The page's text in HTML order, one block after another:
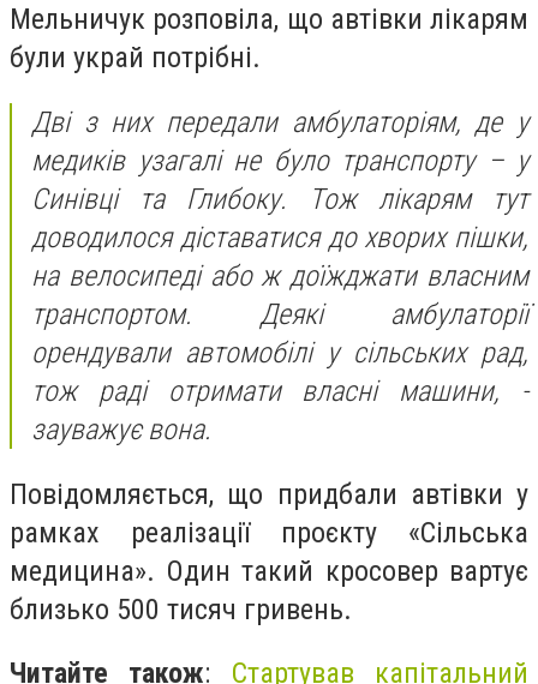
Мельничук розповіла, що автівки лікарям
були украй потрібні.
Дві з них передали амбулаторіям, де у
медиків узагалі не було транспорту – у
Синівці та Глибоку. Тож лікарям тут
доводилося діставатися до хворих пішки,
на велосипеді або ж доїжджати власним
транспортом. Деякі амбулаторії
орендували автомобілі у сільських рад,
тож раді отримати власні машини, -
зауважує вона.
Повідомляється, що придбали автівки у
рамках реалізації проєкту «Сільська
медицина». Один такий кросовер вартує
близько 500 тисяч гривень.
Читайте також: Стартував капітальний